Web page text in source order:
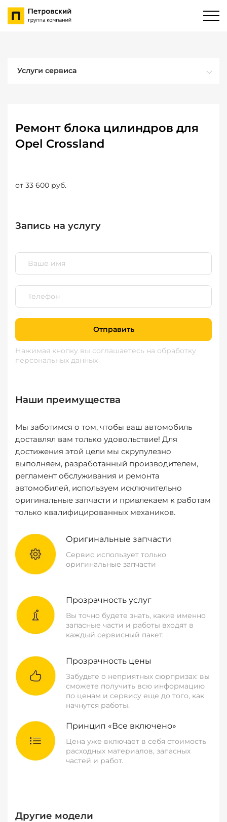
Услуги сервиса
Ремонт блока цилиндров для
Opel Crossland
от 33 600 руб.
Запись на услугу
Отправить
Нажимая кнопку вы соглашаетесь на обработку
персональных данных
Наши преимущества
Мы заботимся о том, чтобы ваш автомобиль
доставлял вам только удовольствие! Для
достижения этой цели мы скрупулезно
выполняем, разработанный производителем,
регламент обслуживания и ремонта
автомобилей, используем исключительно
оригинальные запчасти и привлекаем к работам
только квалифицированных механиков.
Оригинальные запчасти
Сервис использует только
оригинальные запчасти
Прозрачность услуг
Вы точно будете знать, какие именно
запасные части и работы входят в
каждый сервисный пакет.
Прозрачность цены
Забудьте о неприятных сюрпризах: вы
сможете получить всю информацию
по ценам и сервису еще до того, как
начнутся работы.
Принцип «Все включено»
Цена уже включает в себя стоимость
расходных материалов, запасных
частей и работ.
Другие модели